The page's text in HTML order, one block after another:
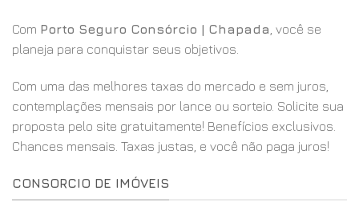
Com Porto Seguro Consórcio | Chapada , você se
planeja para conquistar seus objetivos.
Com uma das melhores taxas do mercado e sem juros,
contemplações mensais por lance ou sorteio. Solicite sua
proposta pelo site gratuitamente! Benefícios exclusivos.
Chances mensais. Taxas justas, e você não paga juros!
CONSORCIO DE IMÓVEIS